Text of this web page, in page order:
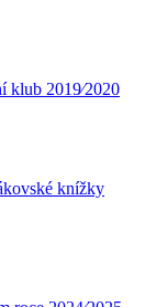
klub 2019⁄2020
knížky